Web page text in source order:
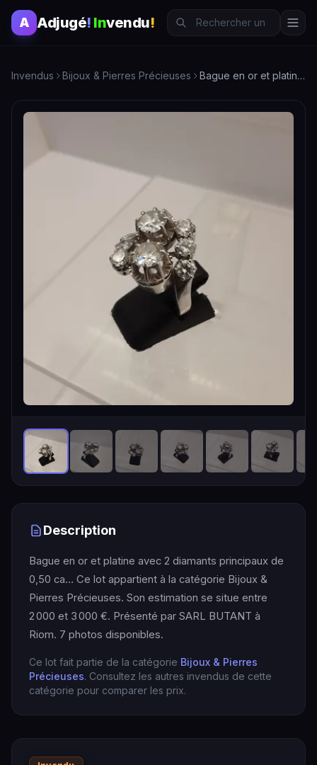
A Adjugé! Invendu!
Invendus Bijoux & Pierres Précieuses Bague en or et platine avec 2 diamants principaux de 0,50 ca…
Description
Bague en or et platine avec 2 diamants principaux de
0,50 ca… Ce lot appartient à la catégorie Bijoux &
Pierres Précieuses. Son estimation se situe entre
2 000 et 3 000 €. Présenté par SARL BUTANT à
Riom. 7 photos disponibles.
Ce lot fait partie de la catégorie Bijoux & Pierres
Précieuses. Consultez les autres invendus de cette
catégorie pour comparer les prix.